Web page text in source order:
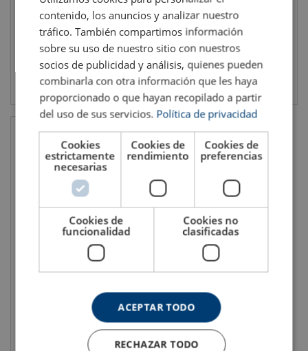
Ver el producto Ver el producto
Horquilla - Horquilla
contenido, los anuncios y analizar nuestro
tráfico. También compartimos información
sobre su uso de nuestro sitio con nuestros
socios de publicidad y análisis, quienes pueden
combinarla con otra información que les haya
proporcionado o que hayan recopilado a partir
del uso de sus servicios. Política de privacidad
Cookies
estrictamente
necesarias
Cookies de
rendimiento
Cookies de
preferencias
Cookies de
funcionalidad
Cookies no
clasificadas
ACEPTAR TODO
RECHAZAR TODO